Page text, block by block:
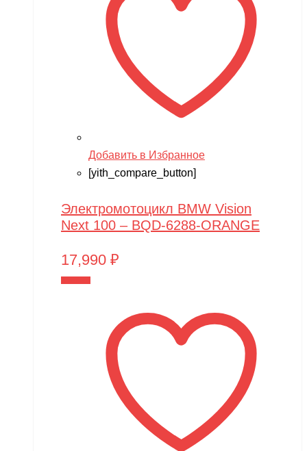
Добавить в Избранное
[yith_compare_button]
Электромотоцикл BMW Vision
Next 100 – BQD-6288-ORANGE
17,990 ₽